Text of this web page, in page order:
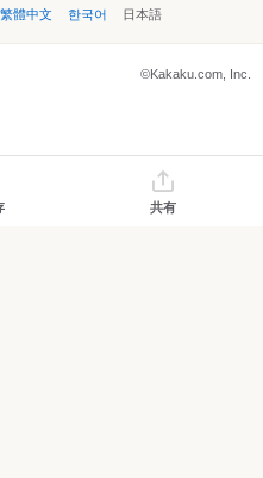
繁體中文 한국어 日本語
©Kakaku.com, Inc.
共有